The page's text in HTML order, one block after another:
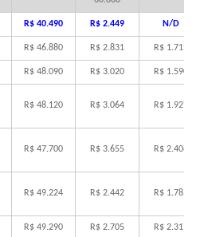
R$ 40.490 R$ 2.449 N/D
R$ 46.880 R$ 2.831 R$ 1.719
R$ 48.090 R$ 3.020 R$ 1.590
R$ 48.120 R$ 3.064 R$ 1.927
R$ 47.700 R$ 3.655 R$ 2.406
R$ 49.224 R$ 2.442 R$ 1.785
R$ 49.290 R$ 2.705 R$ 2.317